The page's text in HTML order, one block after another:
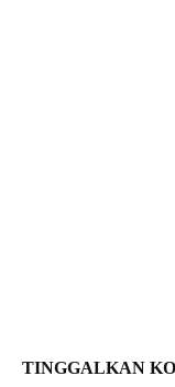
TINGGALKAN